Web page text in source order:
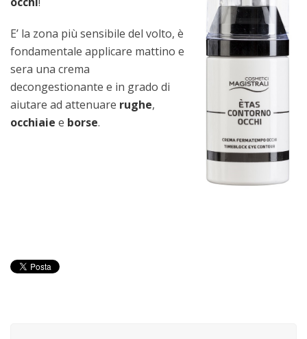
E’ la zona più sensibile del volto, è
fondamentale applicare mattino e
sera una crema
decongestionante e in grado di
aiutare ad attenuare rughe,
occhiaie e borse.